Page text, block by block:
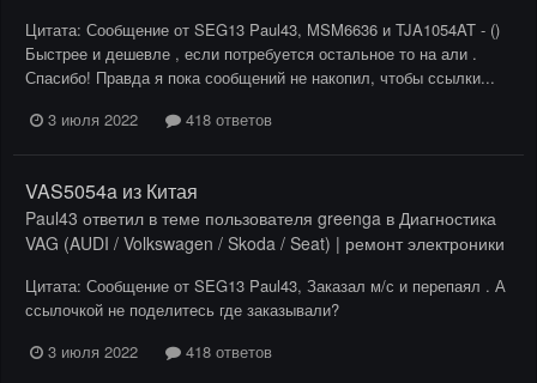
Цитата: Сообщение от SEG13 Paul43, MSM6636 и TJA1054AT - ()
Быстрее и дешевле , если потребуется остальное то на али .
Спасибо! Правда я пока сообщений не накопил, чтобы ссылки...
3 июля 2022
418 ответов
VAS5054a из Китая
Paul43 ответил в теме пользователя greenga в Диагностика
VAG (AUDI / Volkswagen / Skoda / Seat) | ремонт электроники
Цитата: Сообщение от SEG13 Paul43, Заказал м/с и перепаял . А
ссылочкой не поделитесь где заказывали?
3 июля 2022
418 ответов